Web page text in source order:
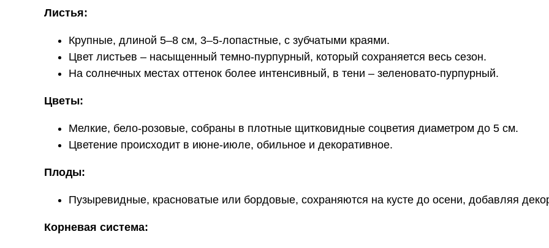
Листья:
Крупные, длиной 5–8 см, 3–5-лопастные, с зубчатыми краями.
Цвет листьев – насыщенный темно-пурпурный, который сохраняется весь сезон.
На солнечных местах оттенок более интенсивный, в тени – зеленовато-пурпурный.
Цветы:
Мелкие, бело-розовые, собраны в плотные щитковидные соцветия диаметром до 5 см.
Цветение происходит в июне-июле, обильное и декоративное.
Плоды:
Пузыревидные, красноватые или бордовые, сохраняются на кусте до осени, добавляя
Корневая система: